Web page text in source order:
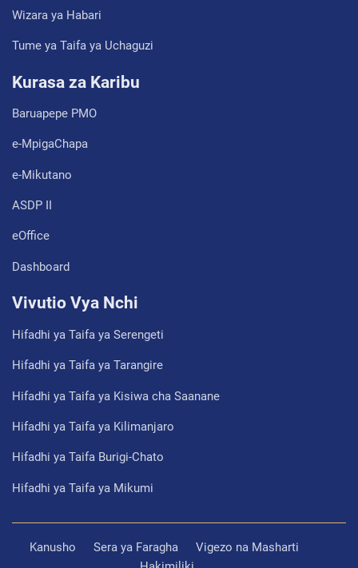
Wizara ya Habari
Tume ya Taifa ya Uchaguzi
Kurasa za Karibu
Baruapepe PMO
e-MpigaChapa
e-Mikutano
ASDP II
eOffice
Dashboard
Vivutio Vya Nchi
Hifadhi ya Taifa ya Serengeti
Hifadhi ya Taifa ya Tarangire
Hifadhi ya Taifa ya Kisiwa cha Saanane
Hifadhi ya Taifa ya Kilimanjaro
Hifadhi ya Taifa Burigi-Chato
Hifadhi ya Taifa ya Mikumi
Kanusho Sera ya Faragha
Vigezo na Masharti